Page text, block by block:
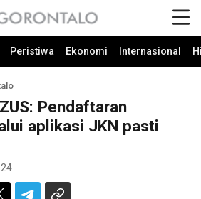
Peristiwa Ekonomi Internasional
Pendaftaran
aplikasi JKN pasti